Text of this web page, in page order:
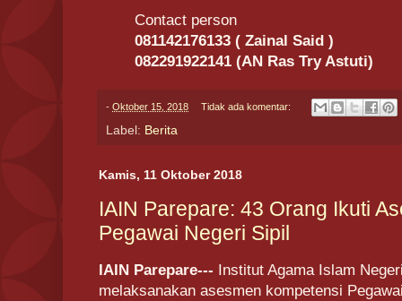
Contact person
081142176133 ( Zainal Said )
082291922141 (AN Ras Try Astuti)
- Oktober 15, 2018 Tidak ada komentar:
Label: Berita
Kamis, 11 Oktober 2018
IAIN Parepare: 43 Orang Ikuti
Pegawai Negeri Sipil
IAIN Parepare--- Institut Agama Islam
melaksanakan asesmen kompetensi